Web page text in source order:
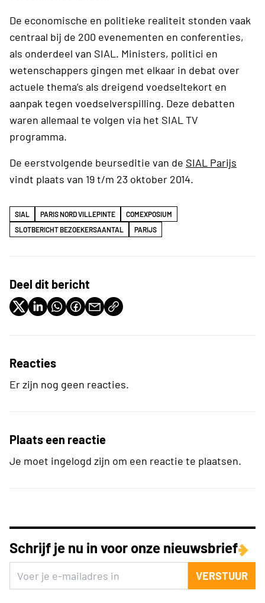
De economische en politieke realiteit stonden vaak
centraal bij de 200 evenementen en conferenties,
als onderdeel van SIAL. Ministers, politici en
wetenschappers gingen met elkaar in debat over
actuele thema’s als dreigend voedseltekort en
aanpak tegen voedselverspilling. Deze debatten
waren allemaal te volgen via het SIAL TV
programma.
De eerstvolgende beurseditie van de SIAL Parijs
vindt plaats van 19 t/m 23 oktober 2014.
SIAL PARIS NORD VILLEPINTE
COMEXPOSIUM
SLOTBERICHT BEZOEKERSAANTAL
PARIJS
Deel dit bericht
Reacties
Er zijn nog geen reacties.
Plaats een reactie
Je moet ingelogd zijn om een reactie te plaatsen.
Schrijf je nu in voor onze nieuwsbrief
VERSTUUR